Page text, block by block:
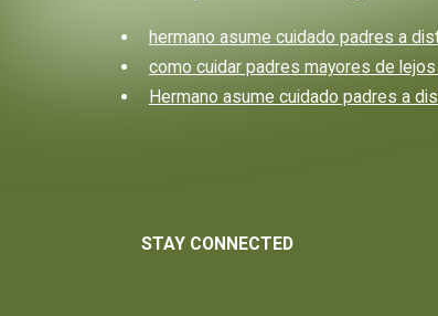
hermano asume cuidado padres a
como cuidar padres mayores de
Hermano asume cuidado padres a
STAY CONNECTED